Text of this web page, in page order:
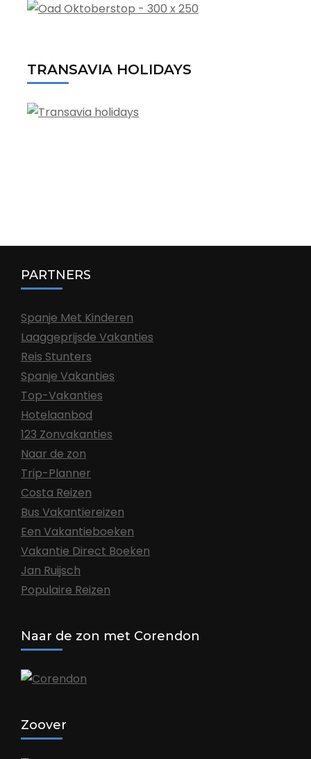
TRANSAVIA HOLIDAYS
PARTNERS
Spanje Met Kinderen
Laaggeprijsde Vakanties
Reis Stunters
Spanje Vakanties
Top-Vakanties
Hotelaanbod
123 Zonvakanties
Naar de zon
Trip-Planner
Costa Reizen
Bus Vakantiereizen
Een Vakantieboeken
Vakantie Direct Boeken
Jan Ruijsch
Populaire Reizen
Naar de zon met Corendon
Zoover